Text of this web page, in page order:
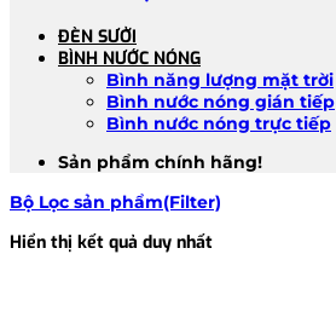
ĐÈN SƯỞI
BÌNH NƯỚC NÓNG
Bình năng lượng mặt trời
Bình nước nóng gián tiếp
Bình nước nóng trực tiếp
Sản phẩm chính hãng!
Bộ Lọc sản phẩm(Filter)
Hiển thị kết quả duy nhất